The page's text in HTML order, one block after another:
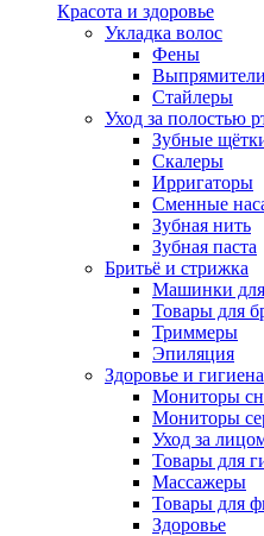
Красота и здоровье
Укладка волос
Фены
Выпрямители
Стайлеры
Уход за полостью
Зубные
Скалеры
Ирригаторы
Сменные
Зубная нить
Зубная паста
Бритьё и стрижка
Машинки
Товары для
Триммеры
Эпиляция
Здоровье и гигиена
Мониторы
Мониторы
Уход за
Товары для
Массажеры
Товары для
Здоровье